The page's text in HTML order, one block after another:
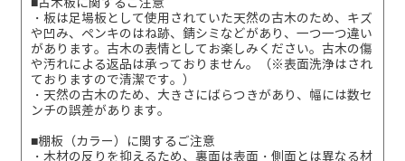
・板は足場板として使用されていた天然の古木のため、キズ
や凹み、ペンキのはね跡、錆シミなどがあり、一つ一つ違い
があります。古木の表情としてお楽しみください。古木の傷
や汚れによる返品は承っておりません。（※表面洗浄はされ
ておりますので清潔です。）
・天然の古木のため、大きさにばらつきがあり、幅には数セ
ンチの誤差があります。
■棚板（カラー）に関するご注意
・木材の反りを抑えるため、裏面は表面・側面とは異なる材